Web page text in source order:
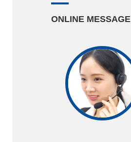
ONLINE MESSAGE